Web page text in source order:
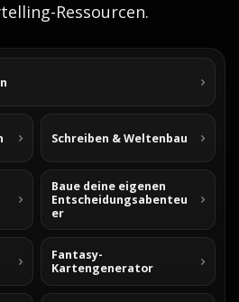
Ressourcen.
Schreiben & Weltenbau
Baue deine eigenen
Entscheidungsabenteu
er
Fantasy-
Kartengenerator